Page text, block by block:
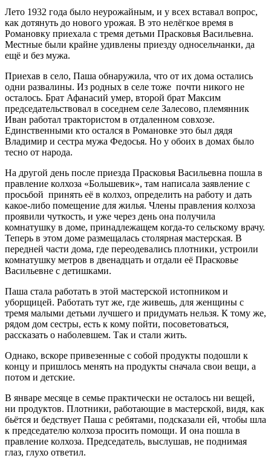
Лето 1932 года было неурожайным, и у всех вставал вопрос,
как дотянуть до нового урожая. В это нелёгкое время в
Романовку приехала с тремя детьми Прасковья Васильевна.
Местные были крайне удивлены приезду односельчанки, да
ещё и без мужа.
Приехав в село, Паша обнаружила, что от их дома остались
одни развалины. Из родных в селе тоже почти никого не
осталось. Брат Афанасий умер, второй брат Максим
председательствовал в соседнем селе Залесово, племянник
Иван работал трактористом в отдаленном совхозе.
Единственными кто остался в Романовке это был дядя
Владимир и сестра мужа Федосья. Но у обоих в домах было
тесно от народа.
На другой день после приезда Прасковья Васильевна пошла в
правление колхоза «Большевик», там написала заявление с
просьбой принять её в колхоз, определить на работу и дать
какое-либо помещение для жилья. Члены правления колхоза
проявили чуткость, и уже через день она получила
комнатушку в доме, принадлежащем когда-то сельскому врачу.
Теперь в этом доме размещалась столярная мастерская. В
передней части дома, где переодевались плотники, устроили
комнатушку метров в двенадцать и отдали её Прасковье
Васильевне с детишками.
Паша стала работать в этой мастерской истопником и
уборщицей. Работать тут же, где живешь, для женщины с
тремя малыми детьми лучшего и придумать нельзя. К тому же,
рядом дом сестры, есть к кому пойти, посоветоваться,
рассказать о наболевшем. Так и стали жить.
Однако, вскоре привезенные с собой продукты подошли к
концу и пришлось менять на продукты сначала свои вещи, а
потом и детские.
В январе месяце в семье практически не осталось ни вещей,
ни продуктов. Плотники, работающие в мастерской, видя, как
бьётся и бедствует Паша с ребятами, подсказали ей, чтобы шла
к председателю колхоза просить помощи. И она пошла в
правление колхоза. Председатель, выслушав, не поднимая
глаз, глухо ответил.